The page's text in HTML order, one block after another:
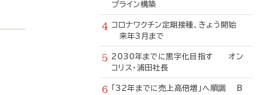
プライン構築
コロナワクチン定期接種、きょう開始
来年3月まで
2030年までに黒字化目指す オン
コリス・浦田社長
「32年までに売上高倍増」へ順調 B